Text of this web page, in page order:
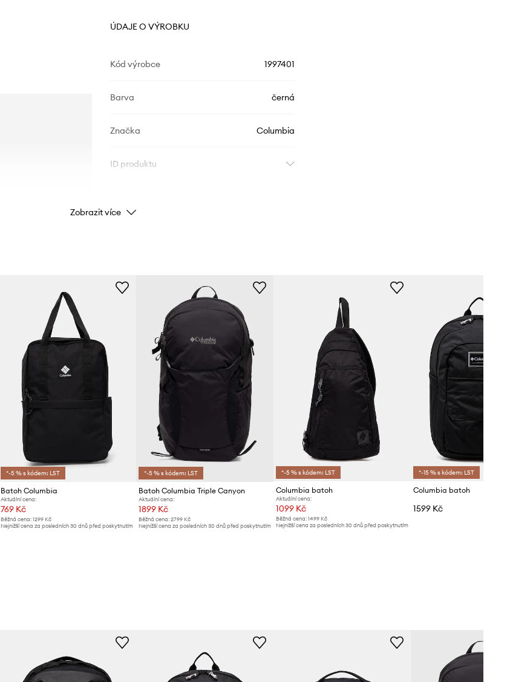
ÚDAJE O VÝROBKU
Kód výrobce 1997401
Barva černá
Značka Columbia
ID produktu
Zobrazit více
*-5 % s kódem: LST
Batoh Columbia
Aktuální cena:
769 Kč
Běžná cena: 1299 Kč
Nejnižší cena za posledních 30 dnů před poskytnutím
*-5 % s kódem: LST
Batoh Columbia Triple Canyon
Aktuální cena:
1899 Kč
Běžná cena: 2799 Kč
Nejnižší cena za posledních 30 dnů před poskytnutím
*-5 % s kódem: LST
Columbia batoh
Aktuální cena:
1099 Kč
Běžná cena:1499 Kč
Nejnižší cena za posledních 30 dnů před poskytnutím
*-15 % s kódem: LST
Columbia batoh
1599 Kč